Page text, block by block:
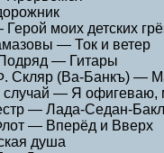
моих детских
— Ток и ветер
— Гитары
Скляр (Ва-Банкъ) —
случай — Я офигеваю,
— Лада-Седан-
— Вперёд и Вверх
душа